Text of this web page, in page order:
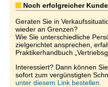
Noch erfolgreicher
Geraten Sie in
wieder an Grenzen?
Wie Sie unterschiedliche
zielgerichtet ansprechen,
Praktikerhandbuch
Interessiert? Dann können
sofort zum vergünstigten
unter diesem Link bestellen.